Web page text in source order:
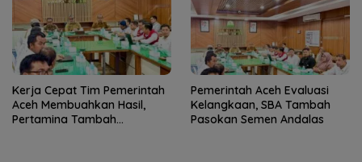
Kerja Cepat Tim Pemerintah
Aceh Membuahkan Hasil,
Pertamina Tambah
Pemerintah Aceh Evaluasi
Kelangkaan, SBA Tambah
Pasokan Semen Andalas